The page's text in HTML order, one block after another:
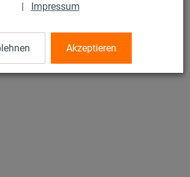
| Impressum
Akzeptieren
Schiebemuttern
M10, 33 x 23 x 6 mm für Profile